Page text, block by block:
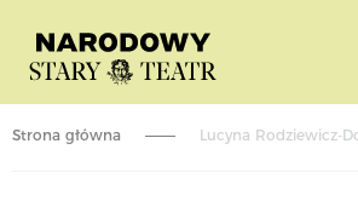
Strona główna Lucyna Rodziewicz-